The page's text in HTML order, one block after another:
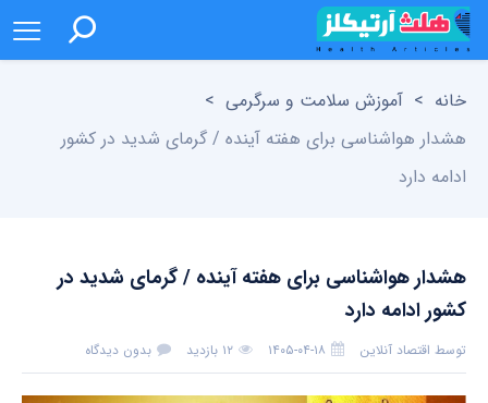
خانه > آموزش سلامت و سرگرمی >
هشدار هواشناسی برای هفته آینده / گرمای شدید در کشور
ادامه دارد
هشدار هواشناسی برای هفته آینده / گرمای شدید در
کشور ادامه دارد
توسط اقتصاد آنلاین ۱۴۰۵-۰۴-۱۸ ۱۲ بازدید بدون دیدگاه